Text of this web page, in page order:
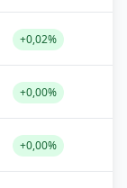
+0,02%
+0,00%
+0,00%